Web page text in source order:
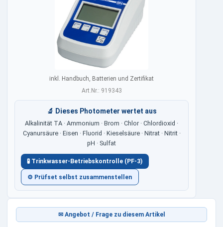
inkl. Handbuch, Batterien und Zertifikat
Art.Nr.: 919343
🔬 Dieses Photometer wertet aus
Alkalinität TA · Ammonium · Brom · Chlor · Chlordioxid ·
Cyanursäure · Eisen · Fluorid · Kieselsäure · Nitrat · Nitrit ·
pH · Sulfat
🧪 Trinkwasser-Betriebskontrolle (PF-3)
⚙ Prüfset selbst zusammenstellen
✉ Angebot / Frage zu diesem Artikel